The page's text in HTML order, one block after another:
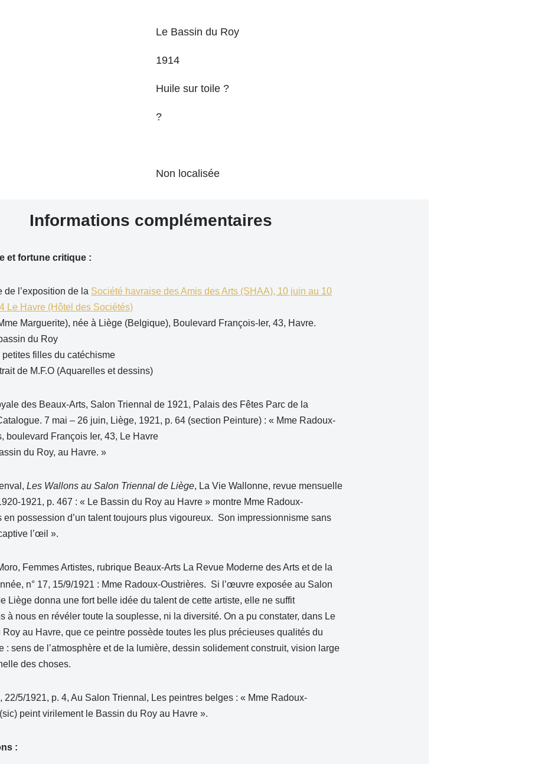
Le Bassin du Roy
1914
Huile sur toile ?
?
Non localisée
Informations complémentaires
et fortune critique :
de l’exposition de la Société havraise des Amis des Arts (SHAA), 10 juin au 10
Le Havre (Hôtel des Sociétés)
Marguerite), née à Liège (Belgique), Boulevard François-Ier, 43, Havre.
du Roy
petites filles du catéchisme
de M.F.O (Aquarelles et dessins)
des Beaux-Arts, Salon Triennal de 1921, Palais des Fêtes Parc de la
7 mai – 26 juin, Liège, 1921, p. 64 (section Peinture) : « Mme Radoux-
boulevard François Ier, 43, Le Havre
du Roy, au Havre. »
Les Wallons au Salon Triennal de Liège, La Vie Wallonne, revue mensuelle
1921, p. 467 : « Le Bassin du Roy au Havre » montre Mme Radoux-
en possession d’un talent toujours plus vigoureux. Son impressionnisme sans
l’œil ».
Femmes Artistes, rubrique Beaux-Arts La Revue Moderne des Arts et de la
n° 17, 15/9/1921 : Mme Radoux-Oustrières. Si l’œuvre exposée au Salon
Liège donna une fort belle idée du talent de cette artiste, elle ne suffit
à nous en révéler toute la souplesse, ni la diversité. On a pu constater, dans Le
Roy au Havre, que ce peintre possède toutes les plus précieuses qualités du
: sens de l’atmosphère et de la lumière, dessin solidement construit, vision large
des choses.
22/5/1921, p. 4, Au Salon Triennal, Les peintres belges : « Mme Radoux-
peint virilement le Bassin du Roy au Havre ».
: